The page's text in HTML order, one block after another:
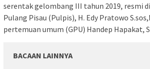
serentak gelombang III tahun 2019, resmi
Pulang Pisau (Pulpis), H. Edy Pratowo
pertemuan umum (GPU) Handep Hapakat,
BACAAN LAINNYA